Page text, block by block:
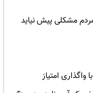
مشکلی پیش نیاید
امتیاز